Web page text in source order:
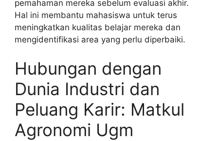
pemahaman mereka sebelum evaluasi akhir.
Hal ini membantu mahasiswa untuk terus
meningkatkan kualitas belajar mereka dan
mengidentifikasi area yang perlu diperbaiki.
Hubungan dengan
Dunia Industri dan
Peluang Karir: Matkul
Agronomi Ugm